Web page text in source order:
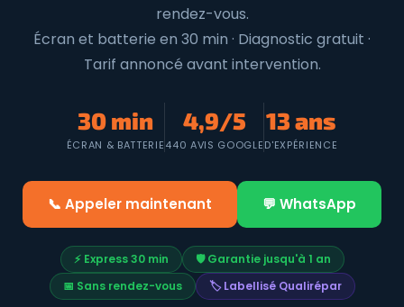
rendez-vous.
Écran et batterie en 30 min · Diagnostic gratuit ·
Tarif annoncé avant intervention.
30 min
ÉCRAN & BATTERIE
4,9/5
440 AVIS GOOGLE
13 ans
D'EXPÉRIENCE
📞 Appeler maintenant 💬 WhatsApp
⚡ Express 30 min
🛡️ Garantie jusqu'à 1 an
📅 Sans rendez-vous
🏷️ Labellisé Qualirépar